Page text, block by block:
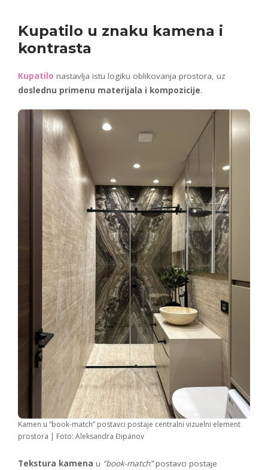
Kupatilo u znaku kamena i
kontrasta
Kupatilo nastavlja istu logiku oblikovanja prostora, uz
doslednu primenu materijala i kompozicije.
Kamen u “book-match” postavci postaje centralni vizuelni element
prostora | Foto: Aleksandra Đipanov
Tekstura kamena u “book-match”postavci postaje